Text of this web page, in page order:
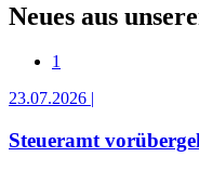
Neues aus
1
23.07.2026 |
Steueramt